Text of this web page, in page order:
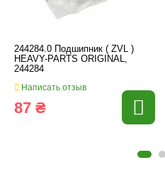
244284.0 Подшипник ( ZVL )
HEAVY-PARTS ORIGINAL,
244284
Написать отзыв
87 ₴